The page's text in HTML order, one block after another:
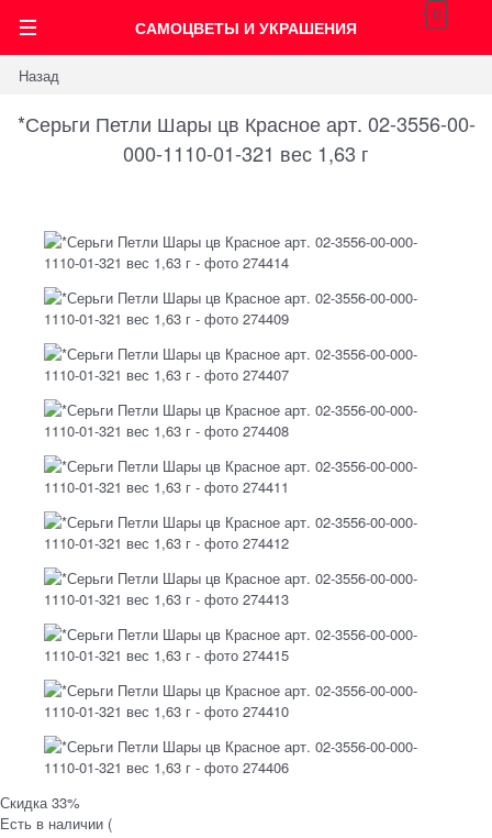
САМОЦВЕТЫ И УКРАШЕНИЯ
0
Назад
*Серьги Петли Шары цв Красное арт. 02-3556-00-
000-1110-01-321 вес 1,63 г
Скидка 33%
Есть в наличии (